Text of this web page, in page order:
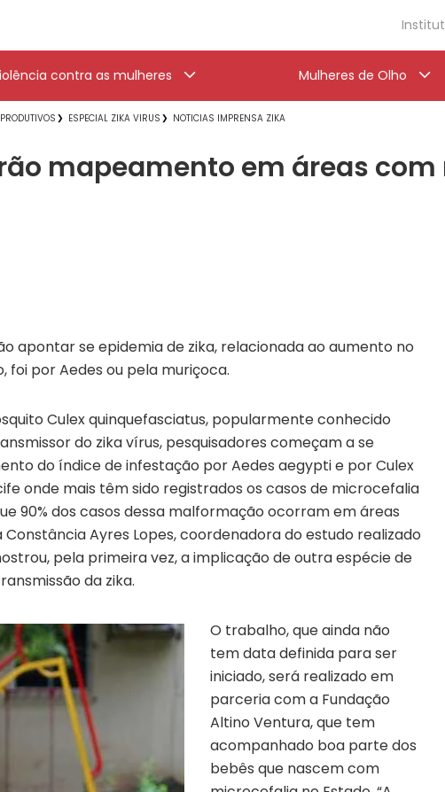
contra as mulheres Mulheres de Olho
ESPECIAL ZIKA VIRUS NOTICIAS IMPRENSA ZIKA
mapeamento em áreas
apontar se epidemia de zika, relacionada ao aumento no
foi por Aedes ou pela muriçoca.
Culex quinquefasciatus, popularmente conhecido
do zika vírus, pesquisadores começam a se
do índice de infestação por Aedes aegypti e por Culex
onde mais têm sido registrados os casos de microcefalia
90% dos casos dessa malformação ocorram em áreas
Constância Ayres Lopes, coordenadora do estudo realizado
pela primeira vez, a implicação de outra espécie de
da zika.
O trabalho, que ainda não
tem data definida para ser
iniciado, será realizado em
parceria com a Fundação
Altino Ventura, que tem
acompanhado boa parte dos
bebês que nascem com